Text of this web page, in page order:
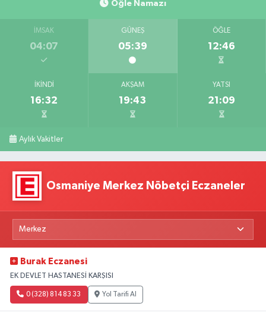
Öğle Namazı
İMSAK
04:07
GÜNEŞ
05:39
ÖĞLE
12:46
İKINDI
16:32
AKŞAM
19:43
YATSI
21:09
Aylık Vakitler
Osmaniye Merkez Nöbetçi Eczaneler
Burak Eczanesi
EK DEVLET HASTANESİ KARŞISI
0 (328) 814 83 33 Yol Tarifi Al